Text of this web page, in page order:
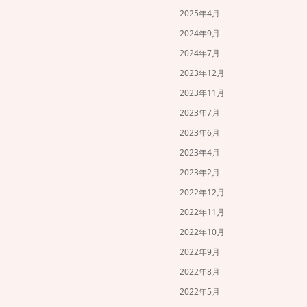
2025年4月
2024年9月
2024年7月
2023年12月
2023年11月
2023年7月
2023年6月
2023年4月
2023年2月
2022年12月
2022年11月
2022年10月
2022年9月
2022年8月
2022年5月